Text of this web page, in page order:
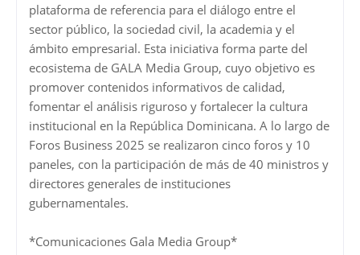
plataforma de referencia para el diálogo entre el
sector público, la sociedad civil, la academia y el
ámbito empresarial. Esta iniciativa forma parte del
ecosistema de GALA Media Group, cuyo objetivo es
promover contenidos informativos de calidad,
fomentar el análisis riguroso y fortalecer la cultura
institucional en la República Dominicana. A lo largo de
Foros Business 2025 se realizaron cinco foros y 10
paneles, con la participación de más de 40 ministros y
directores generales de instituciones
gubernamentales.
*Comunicaciones Gala Media Group*